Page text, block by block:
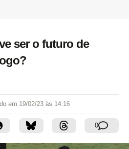
ser o futuro de
em 19/02/23 às 14:16
0